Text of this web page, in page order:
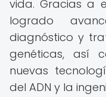
vida. Gracias a
logrado
diagnóstico y
genéticas, así
nuevas
del ADN y la